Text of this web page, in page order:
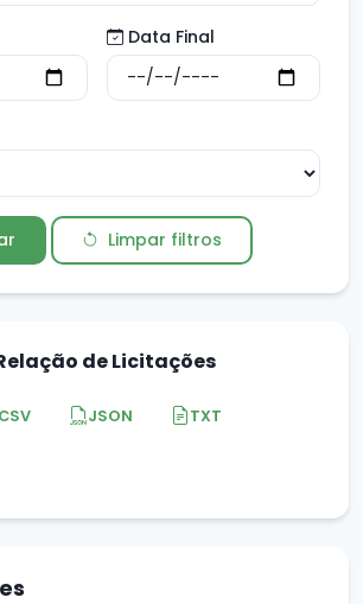
Data Final
Limpar filtros
de Licitações
CSV JSON TXT